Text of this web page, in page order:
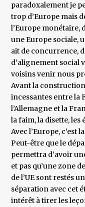
paradoxalement je
trop d’Europe mais
l’Europe monétaire,
une Europe sociale,
ait de concurrence,
d’alignement social
voisins venir nous
Avant la
incessantes entre la
l’Allemagne et la
la faim, la disette, les
Avec l’Europe, c’est
Peut-être que le
permettra d’avoir
et pas qu’une zone
de l’UE sont restés
séparation avec cet
intérêt à tirer les